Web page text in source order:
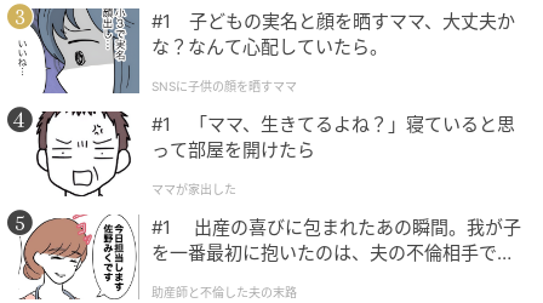
ふやけたフローリングについては、加入している火災
保険の契約内容を確認し、保険会社と管理会社に相談
しながら対応を進めたそうです。（補償の可否は原因
や契約内容により異なります）
「自己流で直す前に、まず保険と管理会社に確認して
よかったです。以降は、季節の変わり目に排水口を点
検しています」とAさんは振り返ります。
#1 子どもの実名と顔を晒すママ、大丈夫か
な？なんて心配していたら。
SNSに子供の顔を晒すママ
#1 「ママ、生きてるよね？」寝ていると思
って部屋を開けたら
ママが家出した
#1 出産の喜びに包まれたあの瞬間。我が子
を一番最初に抱いたのは、夫の不倫相手でし
助産師と不倫した夫の末路